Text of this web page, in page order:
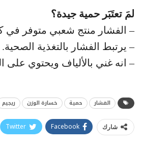
لمَ تعتَبَر حمية جيدة؟
– الفشار منتج شعبي متوفر في
– يرتبط الفشار بالتغذية الصحية.
– انه غني بالألياف ويحتوي على
الفشار حمية خسارة الوزن ريجيم
شارك Facebook
Twitter